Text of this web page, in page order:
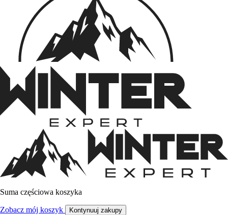
Suma częściowa koszyka
Zobacz mój koszyk Kontynuuj zakupy